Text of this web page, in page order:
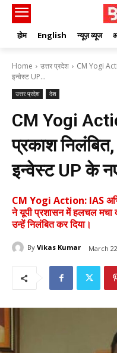
होम English न्यूज़ व्यूज
Home उत्तर प्रदेश
CM Yogi
इन्वेस्ट UP...
उत्तर प्रदेश देश
CM Yogi
प्रकाश
इन्वेस्ट UP के
CM Yogi Action: IAS
ने यूपी प्रशासन में हलचल मचा
उन्हें निलंबित कर दिया।
By Vikas Kumar March